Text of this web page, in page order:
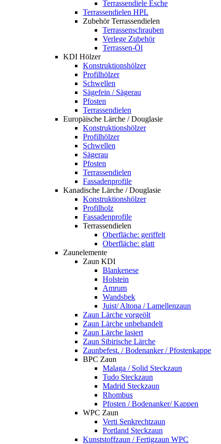
Terrassendiele Esche
Terrassendielen HPL
Zubehör Terrassendielen
Terrassenschrauben
Verlege Zubehör
Terrassen-Öl
KDI Hölzer
Konstruktionshölzer
Profilhölzer
Schwellen
Sägefein / Sägerau
Pfosten
Terrassendielen
Europäische Lärche / Douglasie
Konstruktionshölzer
Profilhölzer
Schwellen
Sägerau
Pfosten
Terrassendielen
Fassadenprofile
Kanadische Lärche / Douglasie
Konstruktionshölzer
Profilholz
Fassadenprofile
Terrassendielen
Oberfläche: geriffelt
Oberfläche: glatt
Zaunelemente
Zaun KDI
Blankenese
Holstein
Amrum
Wandsbek
Juist/ Altona / Lamellenzaun
Zaun Lärche vorgeölt
Zaun Lärche unbehandelt
Zaun Lärche lasiert
Zaun Sibirische Lärche
Zaunbefest. / Bodenanker / Pfostenkappe
BPC Zaun
Malaga / Solid Steckzaun
Tudo Steckzaun
Madrid Steckzaun
Rhombus
Pfosten / Bodenanker/ Kappen
WPC Zaun
Verti Senkrechtzaun
Portland Steckzaun
Kunststoffzaun / Fertigzaun WPC